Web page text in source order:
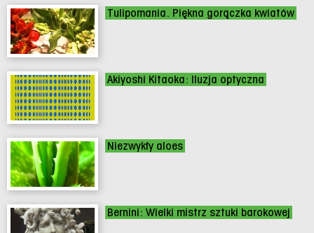
Tulipomania. Piękna gorączka kwiatów
Akiyoshi Kitaoka: Iluzja optyczna
Niezwykły aloes
Bernini: Wielki mistrz sztuki barokowej